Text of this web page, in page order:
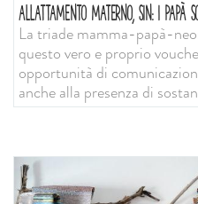
ALLATTAMENTO MATERNO, SIN: I PAPÀ
La triade mamma-papà-
questo vero e proprio
opportunità di
anche alla presenza di